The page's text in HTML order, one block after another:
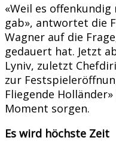
«Weil es
gab», antwortet die
Wagner auf die
gedauert hat. Jetzt
Lyniv, zuletzt
zur
Fliegende
Moment sorgen.
Es wird höchste Zeit